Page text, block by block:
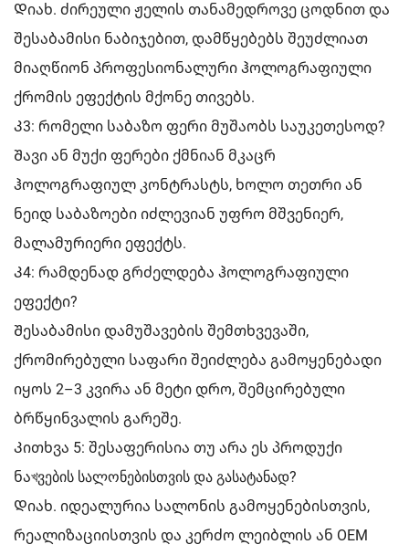
Დიახ. ძირეული ჟელის თანამედროვე ცოდნით და
შესაბამისი ნაბიჯებით, დამწყებებს შეუძლიათ
მიაღწიონ პროფესიონალური ჰოლოგრაფიული
ქრომის ეფექტის მქონე თივებს.
Კ3: რომელი საბაზო ფერი მუშაობს საუკეთესოდ?
Შავი ან მუქი ფერები ქმნიან მკაცრ
ჰოლოგრაფიულ კონტრასტს, ხოლო თეთრი ან
ნეიდ საბაზოები იძლევიან უფრო მშვენიერ,
მალამურიერი ეფექტს.
Კ4: რამდენად გრძელდება ჰოლოგრაფიული
ეფექტი?
Შესაბამისი დამუშავების შემთხვევაში,
ქრომირებული საფარი შეიძლება გამოყენებადი
იყოს 2–3 კვირა ან მეტი დრო, შემცირებული
ბრწყინვალის გარეშე.
Კითხვა 5: შესაფერისია თუ არა ეს პროდუქი
ნაখვების სალონებისთვის და გასატანად?
Დიახ. იდეალურია სალონის გამოყენებისთვის,
რეალიზაციისთვის და კერძო ლეიბლის ან OEM